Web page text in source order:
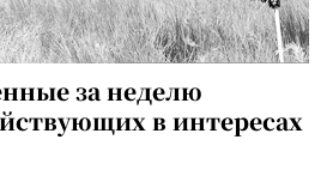
за неделю
в интересах